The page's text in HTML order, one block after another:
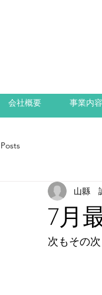
会社概要 事業内容
7月
山縣
次もその